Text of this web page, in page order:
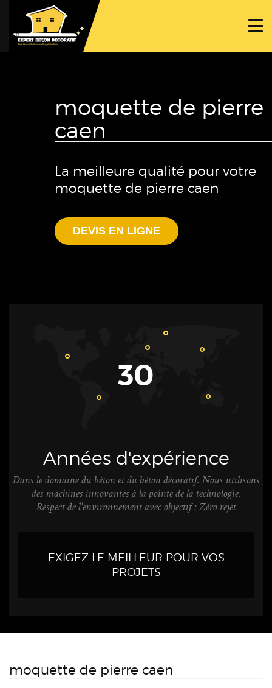
PROJETS
TRAVAUX SPÉCIFIQUES
NOUS CONTACTER
moquette de pierre
caen
La meilleure qualité pour votre
moquette de pierre caen
DEVIS EN LIGNE
30
Années d'expérience
Dans le domaine du béton et du béton décoratif. Nous utilisons
des machines innovantes à la pointe de la technologie.
Respect de l'environnement avec objectif : Zéro rejet
EXIGEZ LE MEILLEUR POUR VOS
PROJETS
moquette de pierre caen